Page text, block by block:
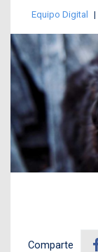
Equipo Digital
Comparte